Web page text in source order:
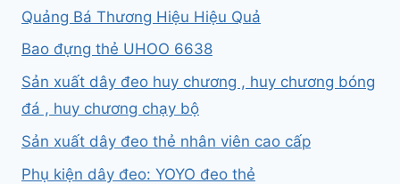
Quảng Bá Thương Hiệu Hiệu Quả
Bao đựng thẻ UHOO 6638
Sản xuất dây đeo huy chương , huy chương bóng
đá , huy chương chạy bộ
Sản xuất dây đeo thẻ nhân viên cao cấp
Phụ kiện dây đeo: YOYO đeo thẻ